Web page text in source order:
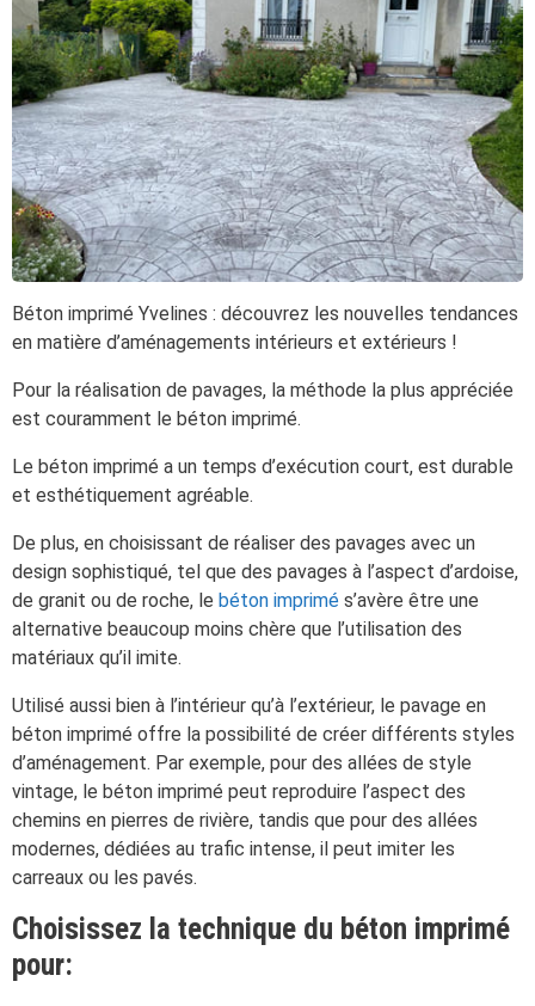
Béton imprimé Yvelines : découvrez les nouvelles tendances
en matière d’aménagements intérieurs et extérieurs !
Pour la réalisation de pavages, la méthode la plus appréciée
est couramment le béton imprimé.
Le béton imprimé a un temps d’exécution court, est durable
et esthétiquement agréable.
De plus, en choisissant de réaliser des pavages avec un
design sophistiqué, tel que des pavages à l’aspect d’ardoise,
de granit ou de roche, le béton imprimé s’avère être une
alternative beaucoup moins chère que l’utilisation des
matériaux qu’il imite.
Utilisé aussi bien à l’intérieur qu’à l’extérieur, le pavage en
béton imprimé offre la possibilité de créer différents styles
d’aménagement. Par exemple, pour des allées de style
vintage, le béton imprimé peut reproduire l’aspect des
chemins en pierres de rivière, tandis que pour des allées
modernes, dédiées au trafic intense, il peut imiter les
carreaux ou les pavés.
Choisissez la technique du béton imprimé
pour: